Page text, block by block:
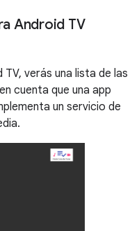
Android TV
TV, verás una lista de las
cuenta que una app
un servicio de